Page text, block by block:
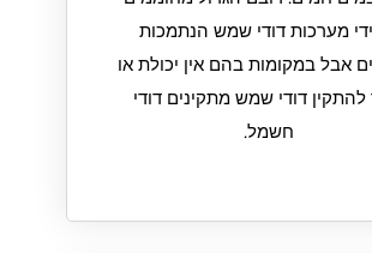
מערכות דודי שמש הנתמכות
אבל במקומות בהם אין יכולת או
להתקין דודי שמש מתקינים דודי
חשמל.